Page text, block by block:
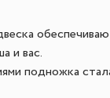
и вас.
подножка